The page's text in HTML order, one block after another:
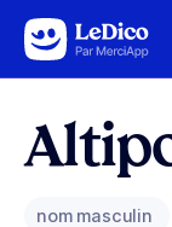
Aller au contenu
nom masculin